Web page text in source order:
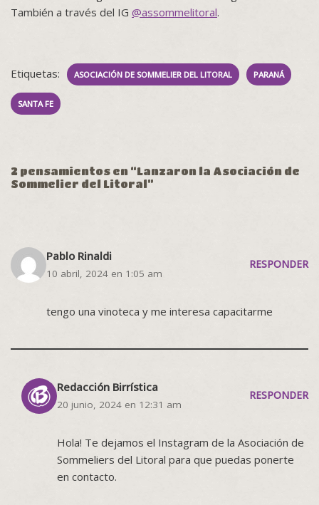
También a través del IG @assommelitoral.
Etiquetas: ASOCIACIÓN DE SOMMELIER DEL LITORAL PARANÁ
SANTA FE
2 pensamientos en “Lanzaron la Asociación de
Sommelier del Litoral”
Pablo Rinaldi
10 abril, 2024 en 1:05 am
RESPONDER
tengo una vinoteca y me interesa capacitarme
Redacción Birrística
20 junio, 2024 en 12:31 am
RESPONDER
Hola! Te dejamos el Instagram de la Asociación de
Sommeliers del Litoral para que puedas ponerte
en contacto.